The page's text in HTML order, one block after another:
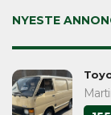
empty.
NYESTE